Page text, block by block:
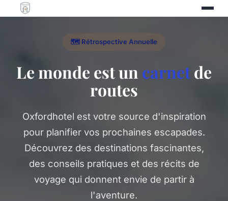
🗺️ Rétrospective Annuelle
Le monde est un carnetde
routes
Oxfordhotel est votre source d'inspiration
pour planifier vos prochaines escapades.
Découvrez des destinations fascinantes,
des conseils pratiques et des récits de
voyage qui donnent envie de partir à
l'aventure.